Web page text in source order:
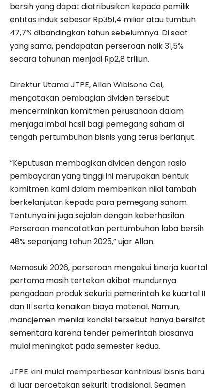
bersih yang dapat diatribusikan kepada pemilik
entitas induk sebesar Rp351,4 miliar atau tumbuh
47,7% dibandingkan tahun sebelumnya. Di saat
yang sama, pendapatan perseroan naik 31,5%
secara tahunan menjadi Rp2,8 triliun.
Direktur Utama JTPE, Allan Wibisono Oei,
mengatakan pembagian dividen tersebut
mencerminkan komitmen perusahaan dalam
menjaga imbal hasil bagi pemegang saham di
tengah pertumbuhan bisnis yang terus berlanjut.
“Keputusan membagikan dividen dengan rasio
pembayaran yang tinggi ini merupakan bentuk
komitmen kami dalam memberikan nilai tambah
berkelanjutan kepada para pemegang saham.
Tentunya ini juga sejalan dengan keberhasilan
Perseroan mencatatkan pertumbuhan laba bersih
48% sepanjang tahun 2025,” ujar Allan.
Memasuki 2026, perseroan mengakui kinerja kuartal
pertama masih tertekan akibat mundurnya
pengadaan produk sekuriti pemerintah ke kuartal II
dan III serta kenaikan biaya material. Namun,
manajemen menilai kondisi tersebut hanya bersifat
sementara karena tender pemerintah biasanya
mulai meningkat pada semester kedua.
JTPE kini mulai memperbesar kontribusi bisnis baru
di luar percetakan sekuriti tradisional. Segmen